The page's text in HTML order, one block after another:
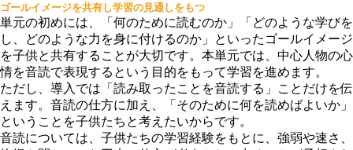
ゴールイメージを共有し学習の見通しをもつ
単元の初めには、「何のために読むのか」「どのような学びを
し、どのような力を身に付けるのか」といったゴールイメージ
を子供と共有することが大切です。本単元では、中心人物の心
情を音読で表現するという目的をもって学習を進めます。
ただし、導入では「読み取ったことを音読する」ことだけを伝
えます。音読の仕方に加え、「そのために何を読めばよいか」
ということを子供たちと考えたいからです。
音読については、子供たちの学習経験をもとに、強弱や速さ、